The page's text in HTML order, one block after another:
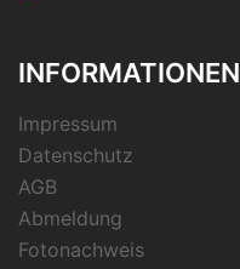
INFORMATIONEN
Impressum
Datenschutz
AGB
Abmeldung
Fotonachweis